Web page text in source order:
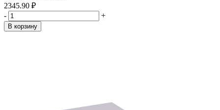
2345.90 ₽
-
+
В корзину